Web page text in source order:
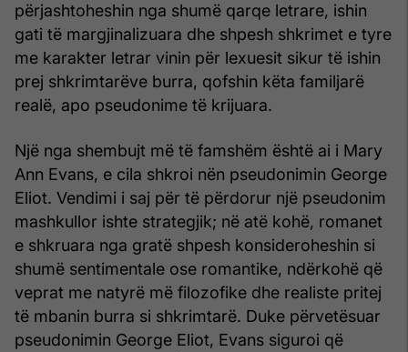
përjashtoheshin nga shumë qarqe letrare, ishin
gati të margjinalizuara dhe shpesh shkrimet e tyre
me karakter letrar vinin për lexuesit sikur të ishin
prej shkrimtarëve burra, qofshin këta familjarë
realë, apo pseudonime të krijuara.
Një nga shembujt më të famshëm është ai i Mary
Ann Evans, e cila shkroi nën pseudonimin George
Eliot. Vendimi i saj për të përdorur një pseudonim
mashkullor ishte strategjik; në atë kohë, romanet
e shkruara nga gratë shpesh konsideroheshin si
shumë sentimentale ose romantike, ndërkohë që
veprat me natyrë më filozofike dhe realiste pritej
të mbanin burra si shkrimtarë. Duke përvetësuar
pseudonimin George Eliot, Evans siguroi që